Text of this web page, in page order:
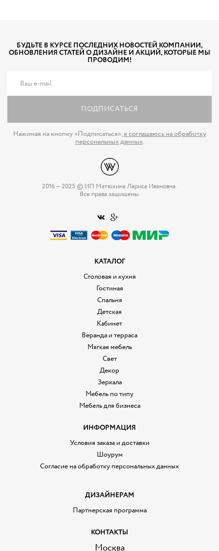
БУДЬТЕ В КУРСЕ ПОСЛЕДНИХ НОВОСТЕЙ КОМПАНИИ,
ОБНОВЛЕНИЯ СТАТЕЙ О ДИЗАЙНЕ И АКЦИЙ, КОТОРЫЕ МЫ
ПРОВОДИМ!
ПОДПИСАТЬСЯ
Нажимая на кнопку «Подписаться»,я соглашаюсь на обработку
персональных данных.
2016 — 2025 © ИП Матюхина Лариса Ивановна.
Все права защищены.
КАТАЛОГ
Столовая и кухня
Гостиная
Спальня
Детская
Кабинет
Веранда и терраса
Мягкая мебель
Свет
Декор
Зеркала
Мебель по типу
Мебель для бизнеса
ИНФОРМАЦИЯ
Условия заказа и доставки
Шоурум
Согласие на обработку персональных данных
ДИЗАЙНЕРАМ
Партнерская программа
КОНТАКТЫ
Москва